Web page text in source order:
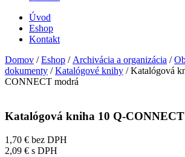
Úvod
Eshop
Kontakt
Domov /Eshop / Archivácia a organizácia /
dokumenty /Katalógové knihy / Katalógová
CONNECT modrá
Katalógová kniha 10 Q-
1,70 € bez DPH
2,09 € s DPH